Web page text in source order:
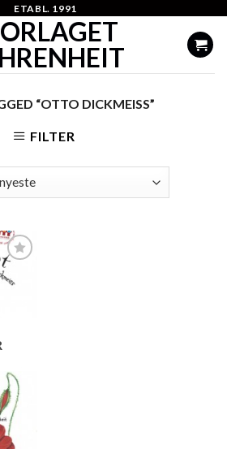
ETABL. 1991
“OTTO DICKMEISS”
FILTER
to